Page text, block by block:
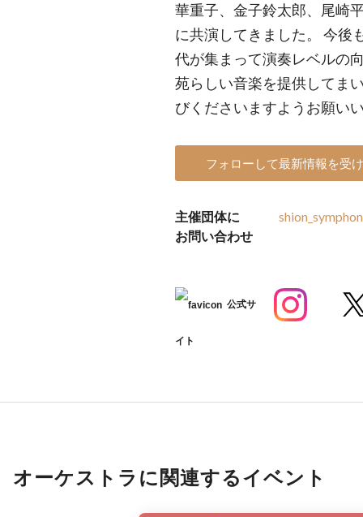
華重子、金子鈴太郎、尾崎
に共演してきました。 今後
代が集まって演奏レベルの
苑らしい音楽を提供してま
びくださいますようお願い
フォローして最新情報を受
主催団体に
お問い合わせ
公式サ
イト
オーケストラに関連するイベント